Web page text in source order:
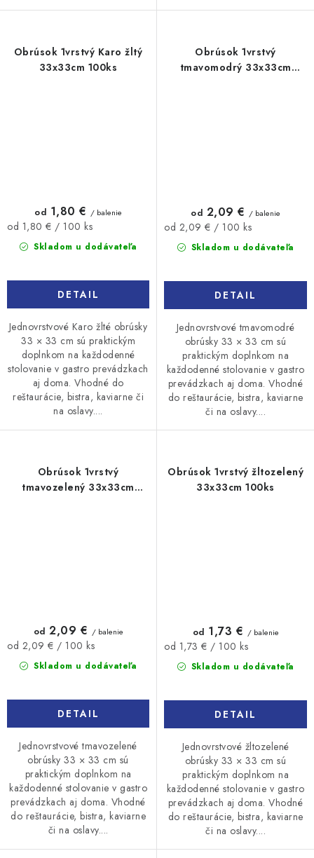
Obrúsok 1vrstvý Karo žltý
33x33cm 100ks
Skladom u dodávateľa
od 1,80 € / balenie
Jednotková
cena:
od 1,80 € / 100 ks
DETAIL
Jednovrstvové Karo žlté obrúsky
33 × 33 cm sú praktickým
doplnkom na každodenné
stolovanie v gastro prevádzkach
aj doma. Vhodné do
reštaurácie, bistra, kaviarne či
na oslavy....
Obrúsok 1vrstvý
tmavomodrý 33x33cm
Skladom u dodávateľa
od 2,09 € / balenie
Jednotková
cena:
od 2,09 € / 100 ks
DETAIL
Jednovrstvové tmavomodré
obrúsky 33 × 33 cm sú
praktickým doplnkom na
každodenné stolovanie v gastro
prevádzkach aj doma. Vhodné
do reštaurácie, bistra, kaviarne
či na oslavy....
Obrúsok 1vrstvý
tmavozelený 33x33cm
Skladom u dodávateľa
od 2,09 € / balenie
Jednotková
cena:
od 2,09 € / 100 ks
DETAIL
Jednovrstvové tmavozelené
obrúsky 33 × 33 cm sú
praktickým doplnkom na
každodenné stolovanie v gastro
prevádzkach aj doma. Vhodné
do reštaurácie, bistra, kaviarne
či na oslavy....
Obrúsok 1vrstvý žltozelený
33x33cm 100ks
Skladom u dodávateľa
od 1,73 € / balenie
Jednotková
cena:
od 1,73 € / 100 ks
DETAIL
Jednovrstvové žltozelené
obrúsky 33 × 33 cm sú
praktickým doplnkom na
každodenné stolovanie v gastro
prevádzkach aj doma. Vhodné
do reštaurácie, bistra, kaviarne
či na oslavy....